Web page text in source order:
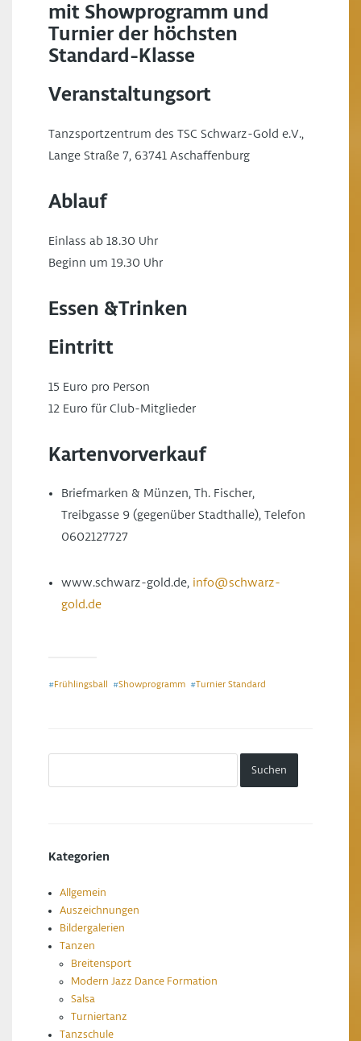
mit Showprogramm und
Turnier der höchsten
Standard-Klasse
Veranstaltungsort
Tanzsportzentrum des TSC Schwarz-Gold e.V.,
Lange Straße 7, 63741 Aschaffenburg
Ablauf
Einlass ab 18.30 Uhr
Beginn um 19.30 Uhr
Essen &Trinken
Eintritt
15 Euro pro Person
12 Euro für Club-Mitglieder
Kartenvorverkauf
Briefmarken & Münzen, Th. Fischer,
Treibgasse 9 (gegenüber Stadthalle), Telefon
0602127727
www.schwarz-gold.de, info@schwarz-
gold.de
#Frühlingsball #Showprogramm # Turnier Standard
Kategorien
Allgemein
Auszeichnungen
Bildergalerien
Tanzen
Breitensport
Modern Jazz Dance Formation
Salsa
Turniertanz
Tanzschule